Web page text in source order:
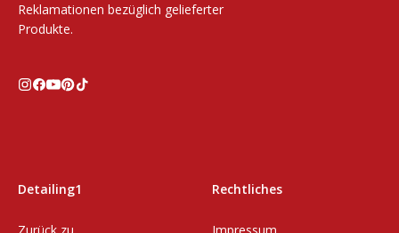
Reklamationen bezüglich gelieferter
Produkte.
Detailing1 Rechtliches